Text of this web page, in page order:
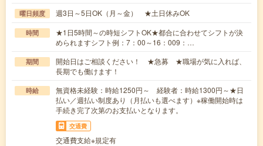
曜日頻度 週3日～5日OK（月～金） ★土日休みOK
時間
★1日5時間～の時短シフトOK★都合に合わせてシフトが決
められますシフト例：7：00～16：009：…
期間
開始日はご相談ください！ ★急募 ★職場が気に入れば、
長期でも働けます！
時給
無資格未経験：時給1250円～ 経験者：時給1300円～★日
払い／週払い制度あり（月払いも選べます）※稼働開始時は
手続き完了次第のお支払いとなります。
交通費
交通費支給※規定有